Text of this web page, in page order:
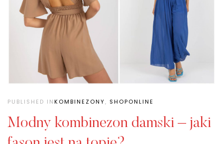
PUBLISHED INKOMBINEZONY, SHOPONLINE
Modny kombinezon damski – jaki